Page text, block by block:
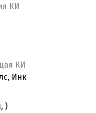
КИ
КИ
Инк
)